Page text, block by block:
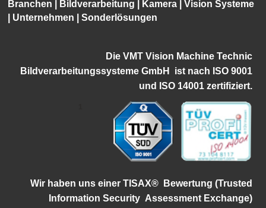
Branchen Bildverarbeitung Kamera |Vision Systeme
Unternehmen |Sonderlösungen
Die VMT Vision Machine Technic
Bildverarbeitungssysteme GmbH istnach ISO 9001
und ISO 14001 zertifiziert.
Wir haben uns einer TISAX®
Bewertung (Trusted
Information Security Assessment Exchange)